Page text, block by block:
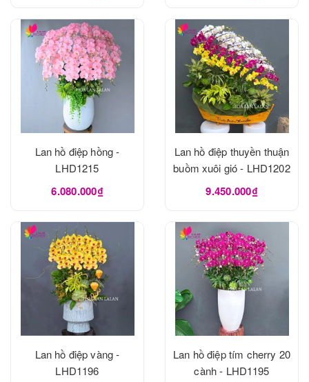
Lan hồ điệp hồng -
LHD1215
6.080.000₫
Lan hồ điệp thuyền thuận
buồm xuôi gió - LHD1202
9.450.000₫
Lan hồ điệp vàng -
LHD1196
Lan hồ điệp tím cherry 20
cành - LHD1195